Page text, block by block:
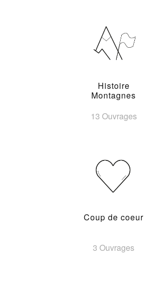
Histoire
Montagnes
13 Ouvrages
Coup de coeur
3 Ouvrages